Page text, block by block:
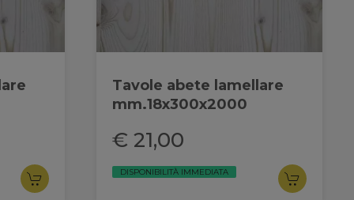
Tavole abete lamellare
mm.18x300x2000
€ 21,00
DISPONIBILITÀ IMMEDIATA